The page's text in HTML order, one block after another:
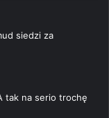
siedzi za
tak na serio trochę